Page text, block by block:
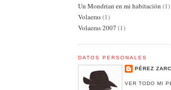
Un Mondrian en mi habitación (1)
Volaeras(1)
Volaeras 2007 (1)
DATOS PERSONALES
PÉREZ
VER TODO MI